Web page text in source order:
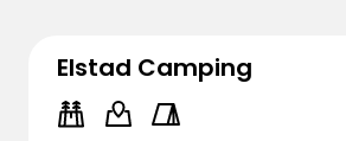
Elstad Camping